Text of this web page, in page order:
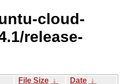
cloud-
release-
File Size ↓ Date ↓